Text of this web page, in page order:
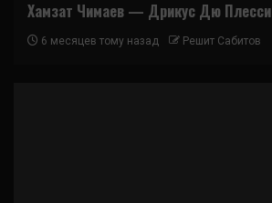
Хамзат Чимаев — Дрикус Дю Плесси
6 месяцев тому назад Решит Сабитов